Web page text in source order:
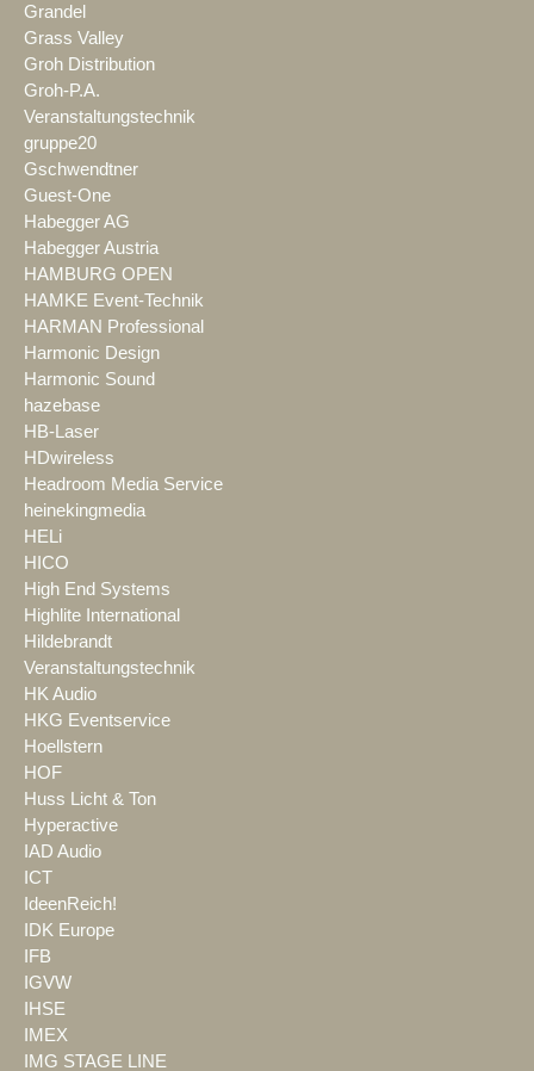
Grandel
Grass Valley
Groh Distribution
Groh-P.A.
Veranstaltungstechnik
gruppe20
Gschwendtner
Guest-One
Habegger AG
Habegger Austria
HAMBURG OPEN
HAMKE Event-Technik
HARMAN Professional
Harmonic Design
Harmonic Sound
hazebase
HB-Laser
HDwireless
Headroom Media Service
heinekingmedia
HELi
HICO
High End Systems
Highlite International
Hildebrandt
Veranstaltungstechnik
HK Audio
HKG Eventservice
Hoellstern
HOF
Huss Licht & Ton
Hyperactive
IAD Audio
ICT
IdeenReich!
IDK Europe
IFB
IGVW
IHSE
IMEX
IMG STAGE LINE